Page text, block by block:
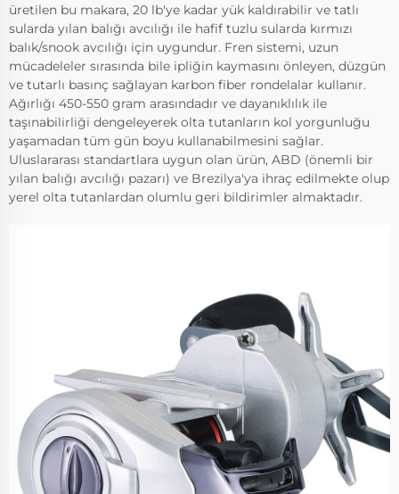
üretilen bu makara, 20 lb'ye kadar yük kaldırabilir ve tatlı
sularda yılan balığı avcılığı ile hafif tuzlu sularda kırmızı
balık/snook avcılığı için uygundur. Fren sistemi, uzun
mücadeleler sırasında bile ipliğin kaymasını önleyen, düzgün
ve tutarlı basınç sağlayan karbon fiber rondelalar kullanır.
Ağırlığı 450-550 gram arasındadır ve dayanıklılık ile
taşınabilirliği dengeleyerek olta tutanların kol yorgunluğu
yaşamadan tüm gün boyu kullanabilmesini sağlar.
Uluslararası standartlara uygun olan ürün, ABD (önemli bir
yılan balığı avcılığı pazarı) ve Brezilya'ya ihraç edilmekte olup
yerel olta tutanlardan olumlu geri bildirimler almaktadır.